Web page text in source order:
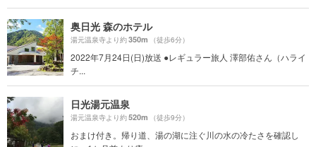
奥日光 森のホテル
湯元温泉寺より約350m （徒歩6分）
2022年7月24日(日)放送 ●レギュラー旅人 澤部佑さん（ハライ
チ...
日光湯元温泉
湯元温泉寺より約520m （徒歩9分）
おまけ付き。帰り道、湯の湖に注ぐ川の水の冷たさを確認し